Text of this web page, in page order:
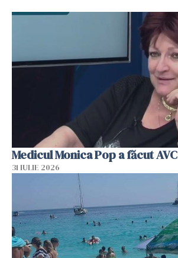
Medicul Monica Pop a făcut AVC
31 IULIE 2026